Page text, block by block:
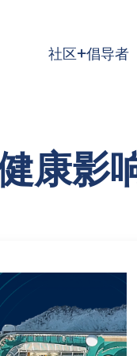
社区+倡导者
康影